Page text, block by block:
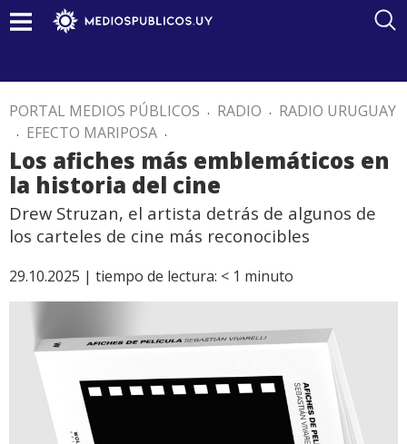
PORTAL MEDIOS PÚBLICOS . RADIO . RADIO URUGUAY
. EFECTO MARIPOSA .
Los afiches más emblemáticos en
la historia del cine
Drew Struzan, el artista detrás de algunos de
los carteles de cine más reconocibles
29.10.2025 | tiempo de lectura: < 1 minuto